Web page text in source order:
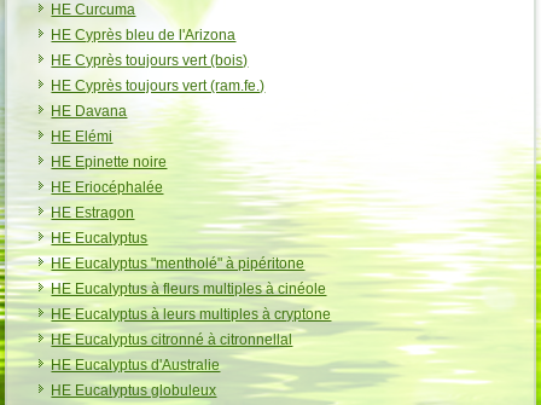
HE Curcuma
HE Cyprès bleu de l'Arizona
HE Cyprès toujours vert (bois)
HE Cyprès toujours vert (ram.fe.)
HE Davana
HE Elémi
HE Epinette noire
HE Eriocéphalée
HE Estragon
HE Eucalyptus
HE Eucalyptus "mentholé" à pipéritone
HE Eucalyptus à fleurs multiples à cinéole
HE Eucalyptus à leurs multiples à cryptone
HE Eucalyptus citronné à citronnellal
HE Eucalyptus d'Australie
HE Eucalyptus globuleux